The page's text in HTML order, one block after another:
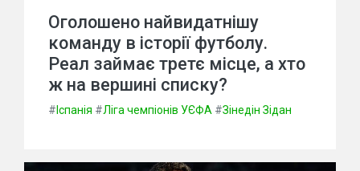
Оголошено найвидатнішу
команду в історії футболу.
Реал займає третє місце, а хто
ж на вершині списку?
# Іспанія #Ліга чемпіонів УЄФА #Зінедін Зідан